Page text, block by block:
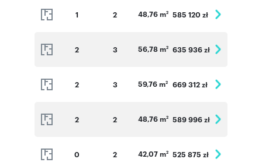
1 2 48,76 m2 585 120 zł
2 3 56,78 m2 635 936 zł
2 3 59,76 m2 669 312 zł
2 2 48,76 m2 589 996 zł
0 2 42,07 m2 525 875 zł